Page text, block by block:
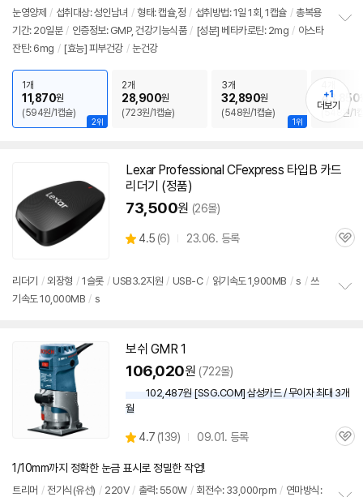
점
리
뷰
눈영양제 / 섭취대상: 성인남녀 / 형태: 캡슐,정 / 섭취방법: 1일 1회, 1캡슐 / 총복용
기간: 20일분 / 인증정보: GMP, 건강기능식품 / [성분] 베타카로틴: 2mg / 아스타
잔틴: 6mg / [효능] 피부건강 / 눈건강
기
2위
1개
11,870원
(594원/1캡슐)
2개
28,900원
(723원/1캡슐)
1위
3개
32,890원
(548원/1캡슐)
43,850
(548원/1
+1
더보기
Lexar Professional CFexpress 타입B 카드
리더기 (정품)
73,500원 (26몰)
별
4.5 (상
6) 23.06. 등록
관
리더기 / 외장형 / 1슬롯 / USB3.2지원 / USB-C / 읽기속도 1,900MB / s / 쓰
기속도 10,000MB / s
보쉬 GMR 1
106,020원 (722몰)
102,487원 [SSG.COM] 삼성카드 / 무이자 최대 3개
월
별
점
4.7 (상
리
뷰
139) 09.01. 등록
관
1/10mm까지 정확한 눈금 표시로 정밀한 작업!
트리머 / 전기식(유선) / 220V / 출력: 550W / 회전수: 33,000rpm / 연마방식: